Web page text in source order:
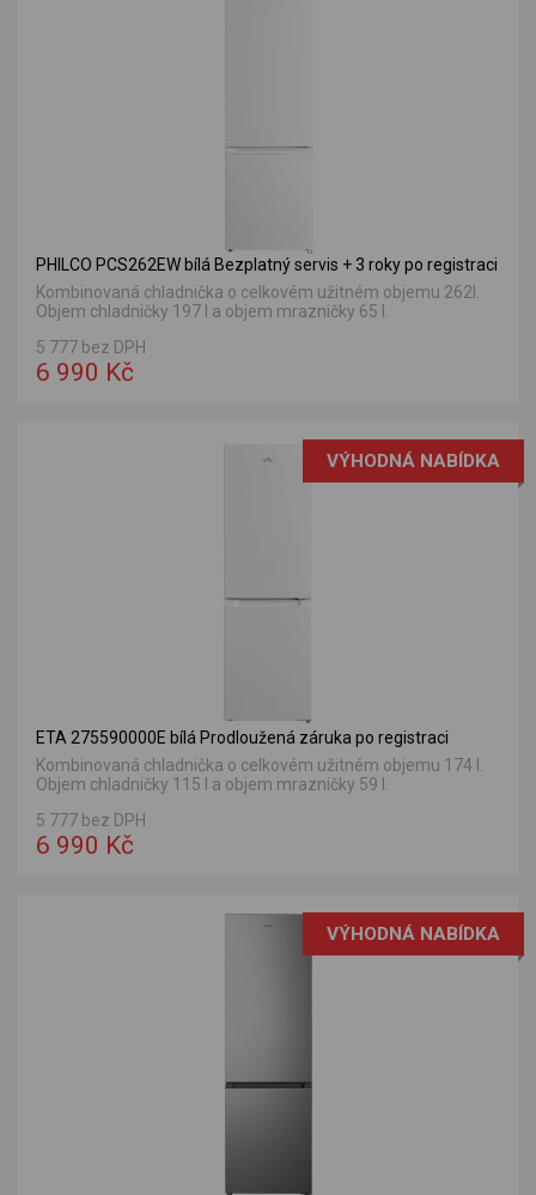
PHILCO PCS262EW bílá Bezplatný servis + 3 roky po registraci
Kombinovaná chladnička o celkovém užitném objemu 262l.
Objem chladničky 197 l a objem mrazničky 65 l.
5 777 bez DPH
6 990 Kč
VÝHODNÁ NABÍDKA
ETA 275590000E bílá Prodloužená záruka po registraci
Kombinovaná chladnička o celkovém užitném objemu 174 l.
Objem chladničky 115 l a objem mrazničky 59 l.
5 777 bez DPH
6 990 Kč
VÝHODNÁ NABÍDKA